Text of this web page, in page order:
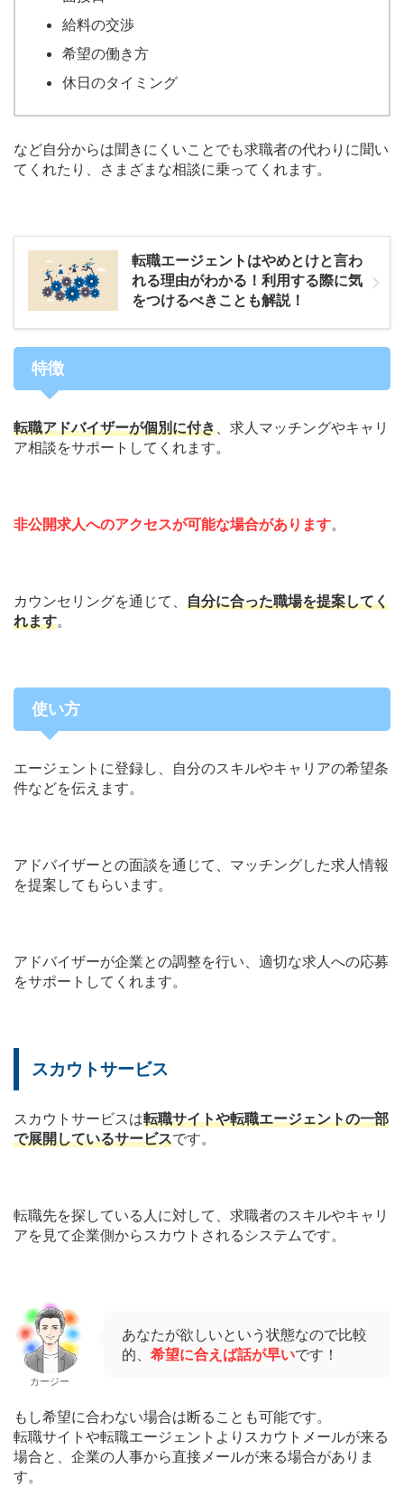
給料の交渉
希望の働き方
休日のタイミング
など自分からは聞きにくいことでも求職者の代わりに聞い
てくれたり、さまざまな相談に乗ってくれます。
転職エージェントはやめとけと言わ
れる理由がわかる！利用する際に気
をつけるべきことも解説！
特徴
転職アドバイザーが個別に付き、求人マッチングやキャリ
ア相談をサポートしてくれます。
非公開求人へのアクセスが可能な場合があります。
カウンセリングを通じて、 自分に合った職場を提案してく
れます。
使い方
エージェントに登録し、自分のスキルやキャリアの希望条
件などを伝えます。
アドバイザーとの面談を通じて、マッチングした求人情報
を提案してもらいます。
アドバイザーが企業との調整を行い、適切な求人への応募
をサポートしてくれます。
スカウトサービス
スカウトサービスは転職サイトや転職エージェントの一部
で展開しているサービスです。
転職先を探している人に対して、求職者のスキルやキャリ
アを見て企業側からスカウトされるシステムです。
カージー
あなたが欲しいという状態なので比較
的、 希望に合えば話が早いです！
もし希望に合わない場合は断ることも可能です。
転職サイトや転職エージェントよりスカウトメールが来る
場合と、企業の人事から直接メールが来る場合がありま
す。